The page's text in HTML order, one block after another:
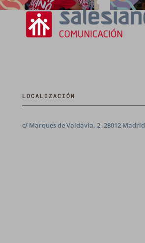
LOCALIZACIÓN
c/ Marques de Valdavia, 2, 28012 Madrid